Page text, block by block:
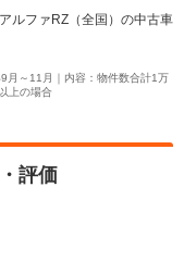
ルファRZ（全国）の中古車
月～11月｜内容：物件数合計1万
上の場合
評価